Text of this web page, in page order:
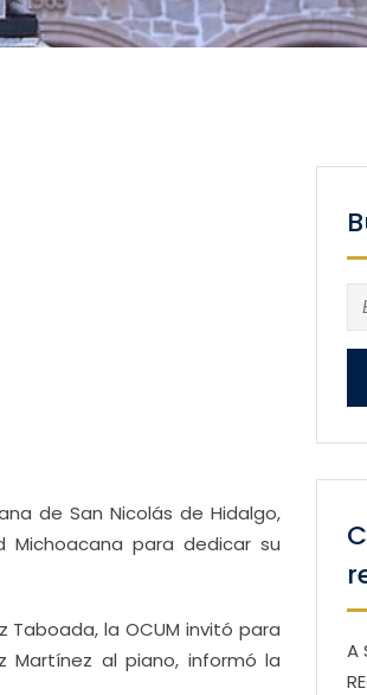
de San Nicolás de Hidalgo,
para dedicar su
la OCUM invitó para
Martínez al piano, informó la
A